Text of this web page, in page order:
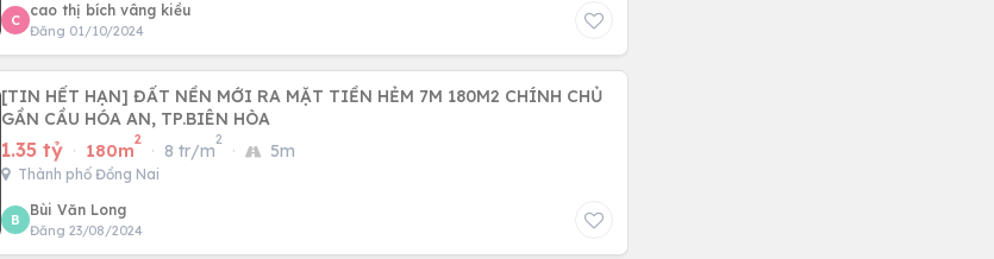
C
cao thị bích vâng kiều
Đăng 01/10/2024
[TIN HẾT HẠN] ĐẤT NỀN MỚI RA MẶT TIỀN HẺM 7M 180M2 CHÍNH CHỦ
GẦN CẦU HÓA AN, TP.BIÊN HÒA
1.35 tỷ · 180m
2
· 8 tr/m
2
· 5m
Thành phố Đồng Nai
B
Bùi Văn Long
Đăng 23/08/2024